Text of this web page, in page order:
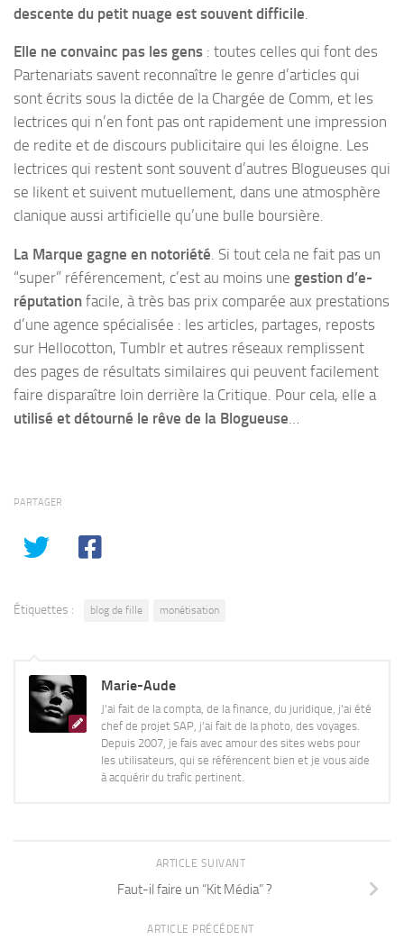
descente du petit nuage est souvent difficile
Elle ne convainc pas les gens : toutes celles qui font des
Partenariats savent reconnaître le genre d’articles qui
sont écrits sous la dictée de la Chargée de Comm, et les
lectrices qui n’en font pas ont rapidement une impression
de redite et de discours publicitaire qui les éloigne. Les
lectrices qui restent sont souvent d’autres Blogueuses qui
se likent et suivent mutuellement, dans une atmosphère
clanique aussi artificielle qu’une bulle boursière.
La Marque gagne en notoriété. Si tout cela ne fait pas un
“super” référencement, c’est au moins une gestion d’e-
réputation facile, à très bas prix comparée aux prestations
d’une agence spécialisée : les articles, partages, reposts
sur Hellocotton, Tumblr et autres réseaux remplissent
des pages de résultats similaires qui peuvent facilement
faire disparaître loin derrière la Critique. Pour cela, elle a
utilisé et détourné le rêve de la Blogueuse…
PARTAGER
Étiquettes : blog de fille monétisation
Marie-Aude
J'ai fait de la compta, de la finance, du juridique, j'ai été
chef de projet SAP, j'ai fait de la photo, des voyages.
Depuis 2007, je fais avec amour des sites webs pour
les utilisateurs, qui se référencent bien et je vous aide
à acquérir du trafic pertinent.
ARTICLE SUIVANT
Faut-il faire un “Kit Média” ?
ARTICLE PRÉCÉDENT